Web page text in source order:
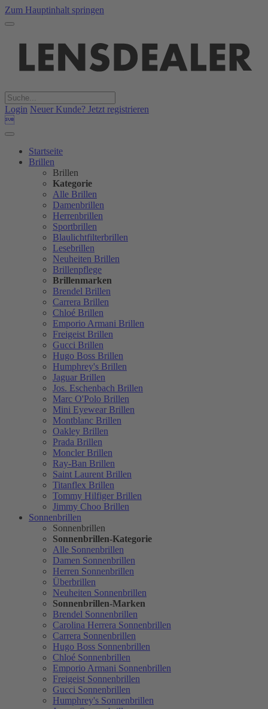
Zum Hauptinhalt springen
Login Neuer Kunde? Jetzt registrieren

Startseite
Brillen
Brillen
Kategorie
Alle Brillen
Damenbrillen
Herrenbrillen
Sportbrillen
Blaulichtfilterbrillen
Lesebrillen
Neuheiten Brillen
Brillenpflege
Brillenmarken
Brendel Brillen
Carrera Brillen
Chloé Brillen
Emporio Armani Brillen
Freigeist Brillen
Gucci Brillen
Hugo Boss Brillen
Humphrey's Brillen
Jaguar Brillen
Jos. Eschenbach Brillen
Marc O'Polo Brillen
Mini Eyewear Brillen
Montblanc Brillen
Oakley Brillen
Prada Brillen
Moncler Brillen
Ray-Ban Brillen
Saint Laurent Brillen
Titanflex Brillen
Tommy Hilfiger Brillen
Jimmy Choo Brillen
Sonnenbrillen
Sonnenbrillen
Sonnenbrillen-Kategorie
Alle Sonnenbrillen
Damen Sonnenbrillen
Herren Sonnenbrillen
Überbrillen
Neuheiten Sonnenbrillen
Sonnenbrillen-Marken
Brendel Sonnenbrillen
Carolina Herrera Sonnenbrillen
Carrera Sonnenbrillen
Hugo Boss Sonnenbrillen
Chloé Sonnenbrillen
Emporio Armani Sonnenbrillen
Freigeist Sonnenbrillen
Gucci Sonnenbrillen
Humphrey's Sonnenbrillen